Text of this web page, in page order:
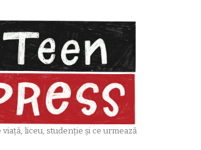
liceu, studenție și ce urmează